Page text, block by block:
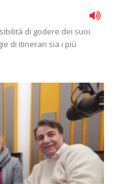
di godere dei suoi
di itinerari sia i più